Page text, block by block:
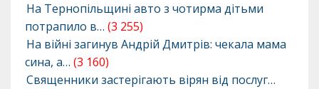
На Тернопільщині авто з чотирма дітьми
потрапило в… (3 255)
На війні загинув Андрій Дмитрів: чекала мама
сина, а… (3 160)
Священники застерігають вірян від послуг…